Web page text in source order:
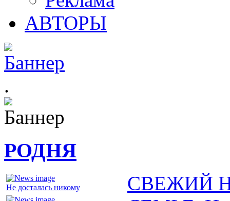
АВТОРЫ
.
РОДНЯ
Не досталась никому
СВЕЖИЙ